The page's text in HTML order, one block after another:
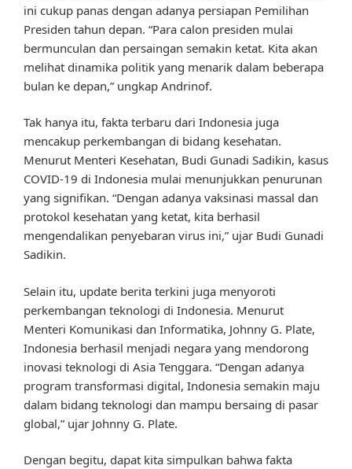
ini cukup panas dengan adanya persiapan Pemilihan
Presiden tahun depan. “Para calon presiden mulai
bermunculan dan persaingan semakin ketat. Kita akan
melihat dinamika politik yang menarik dalam beberapa
bulan ke depan,” ungkap Andrinof.
Tak hanya itu, fakta terbaru dari Indonesia juga
mencakup perkembangan di bidang kesehatan.
Menurut Menteri Kesehatan, Budi Gunadi Sadikin, kasus
COVID-19 di Indonesia mulai menunjukkan penurunan
yang signifikan. “Dengan adanya vaksinasi massal dan
protokol kesehatan yang ketat, kita berhasil
mengendalikan penyebaran virus ini,” ujar Budi Gunadi
Sadikin.
Selain itu, update berita terkini juga menyoroti
perkembangan teknologi di Indonesia. Menurut
Menteri Komunikasi dan Informatika, Johnny G. Plate,
Indonesia berhasil menjadi negara yang mendorong
inovasi teknologi di Asia Tenggara. “Dengan adanya
program transformasi digital, Indonesia semakin maju
dalam bidang teknologi dan mampu bersaing di pasar
global,” ujar Johnny G. Plate.
Dengan begitu, dapat kita simpulkan bahwa fakta